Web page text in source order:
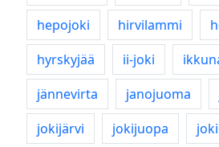
hepojoki
hirvilammi
hyrskyjää
ii-joki
jännevirta
janojuoma
jokijärvi
jokijuopa